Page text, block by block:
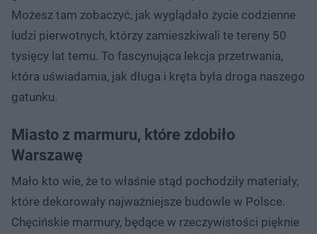
Możesz tam zobaczyć, jak wyglądało życie codzienne
ludzi pierwotnych, którzy zamieszkiwali te tereny 50
tysięcy lat temu. To fascynująca lekcja przetrwania,
która uświadamia, jak długa i kręta była droga naszego
gatunku.
Miasto z marmuru, które zdobiło
Warszawę
Mało kto wie, że to właśnie stąd pochodziły materiały,
które dekorowały najważniejsze budowle w Polsce.
Chęcińskie marmury, będące w rzeczywistości pięknie